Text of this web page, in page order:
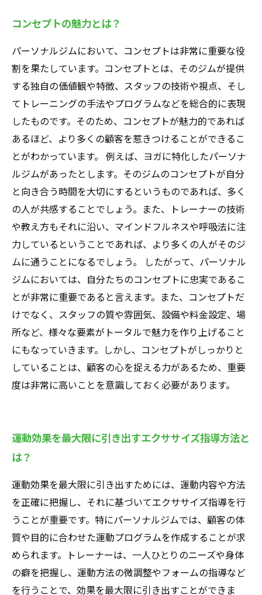
コンセプトの魅力とは？
パーソナルジムにおいて、コンセプトは非常に重要な役
割を果たしています。コンセプトとは、そのジムが提供
する独自の価値観や特徴、スタッフの技術や視点、そし
てトレーニングの手法やプログラムなどを総合的に表現
したものです。そのため、コンセプトが魅力的であれば
あるほど、より多くの顧客を惹きつけることができるこ
とがわかっています。 例えば、ヨガに特化したパーソナ
ルジムがあったとします。そのジムのコンセプトが自分
と向き合う時間を大切にするというものであれば、多く
の人が共感することでしょう。また、トレーナーの技術
や教え方もそれに沿い、マインドフルネスや呼吸法に注
力しているということであれば、より多くの人がそのジ
ムに通うことになるでしょう。 したがって、パーソナル
ジムにおいては、自分たちのコンセプトに忠実であるこ
とが非常に重要であると言えます。また、コンセプトだ
けでなく、スタッフの質や雰囲気、設備や料金設定、場
所など、様々な要素がトータルで魅力を作り上げること
にもなっていきます。しかし、コンセプトがしっかりと
していることは、顧客の心を捉える力があるため、重要
度は非常に高いことを意識しておく必要があります。
運動効果を最大限に引き出すエクササイズ指導方法と
は？
運動効果を最大限に引き出すためには、運動内容や方法
を正確に把握し、それに基づいてエクササイズ指導を行
うことが重要です。特にパーソナルジムでは、顧客の体
質や目的に合わせた運動プログラムを作成することが求
められます。トレーナーは、一人ひとりのニーズや身体
の癖を把握し、運動方法の微調整やフォームの指導など
を行うことで、効果を最大限に引き出すことができま